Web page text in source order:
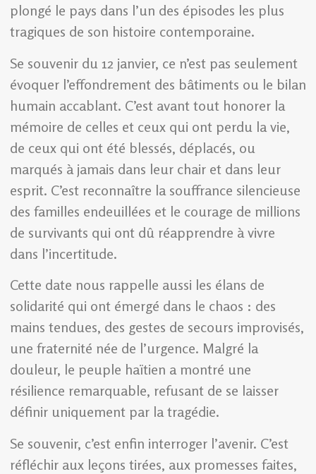
plongé le pays dans l’un des épisodes les plus
tragiques de son histoire contemporaine.
Se souvenir du 12 janvier, ce n’est pas seulement
évoquer l’effondrement des bâtiments ou le bilan
humain accablant. C’est avant tout honorer la
mémoire de celles et ceux qui ont perdu la vie,
de ceux qui ont été blessés, déplacés, ou
marqués à jamais dans leur chair et dans leur
esprit. C’est reconnaître la souffrance silencieuse
des familles endeuillées et le courage de millions
de survivants qui ont dû réapprendre à vivre
dans l’incertitude.
Cette date nous rappelle aussi les élans de
solidarité qui ont émergé dans le chaos : des
mains tendues, des gestes de secours improvisés,
une fraternité née de l’urgence. Malgré la
douleur, le peuple haïtien a montré une
résilience remarquable, refusant de se laisser
définir uniquement par la tragédie.
Se souvenir, c’est enfin interroger l’avenir. C’est
réfléchir aux leçons tirées, aux promesses faites,